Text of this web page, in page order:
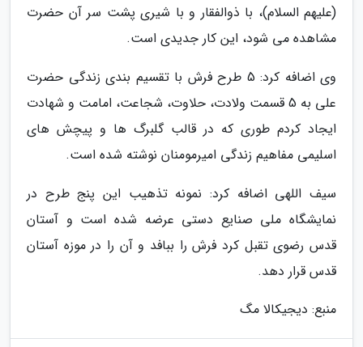
(علیهم السلام)، با ذوالفقار و با شیری پشت سر آن حضرت
مشاهده می شود، این کار جدیدی است.
وی اضافه کرد: 5 طرح فرش با تقسیم بندی زندگی حضرت
علی به 5 قسمت ولادت، حلاوت، شجاعت، امامت و شهادت
ایجاد کردم طوری که در قالب گلبرگ ها و پیچش های
اسلیمی مفاهیم زندگی امیرمومنان نوشته شده است.
سیف اللهی اضافه کرد: نمونه تذهیب این پنج طرح در
نمایشگاه ملی صنایع دستی عرضه شده است و آستان
قدس رضوی تقبل کرد فرش را ببافد و آن را در موزه آستان
قدس قرار دهد.
منبع: دیجیکالا مگ